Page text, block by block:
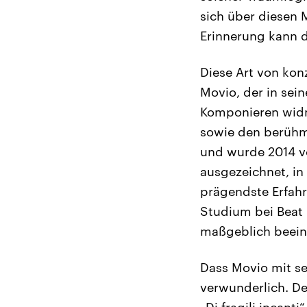
sich über diesen
Erinnerung kann
Diese Art von
Movio, der in
Komponieren
sowie den
und wurde 2014
ausgezeichnet, in
prägendste
Studium bei
maßgeblich
Dass Movio mit
verwunderlich.